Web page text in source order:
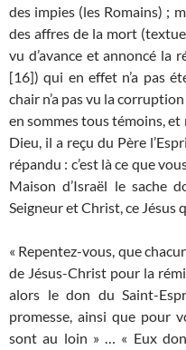
des impies (les Romains) ;
des affres de la mort
vu d’avance et annoncé la
[16]) qui en effet n’a pas
chair n’a pas vu la
en sommes tous témoins,
Dieu, il a reçu du Père
répandu : c’est là ce que
Maison d’Israël le sache
Seigneur et Christ, ce Jésus
« Repentez-vous, que
de Jésus-Christ pour la
alors le don du Saint-
promesse, ainsi que pour
sont au loin » … « Eux